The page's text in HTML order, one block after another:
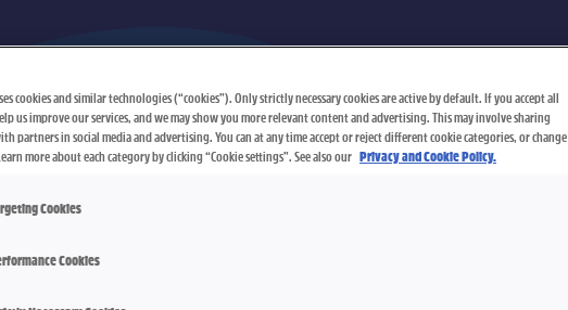
cookies and similar technologies (“cookies”). Only strictly necessary cookies are active by default. If you accept all
us improve our services, and we may show you more relevant content and advertising. This may involve sharing
partners in social media and advertising. You can at any time accept or reject different cookie categories, or change
more about each category by clicking “Cookie settings”. See also our Privacy and Cookie Policy.
Cookies
Cookies